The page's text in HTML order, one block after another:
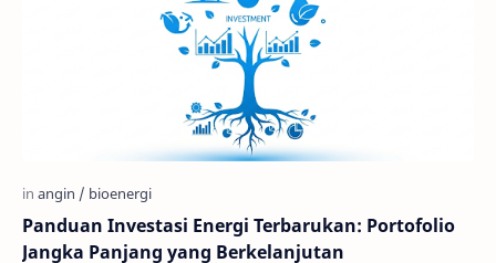
Panduan Investasi Energi Terbarukan: Portofolio
Jangka Panjang yang Berkelanjutan